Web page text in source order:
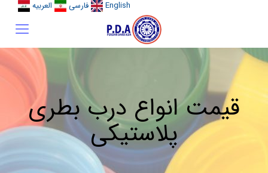
English فارسی العربیه
قیمت انواع درب بطری
پلاستیکی